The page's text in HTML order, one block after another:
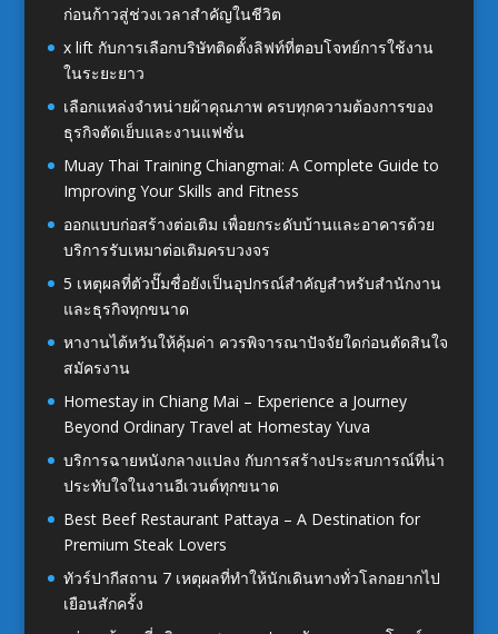
ก่อนก้าวสู่ช่วงเวลาสำคัญในชีวิต
x lift กับการเลือกบริษัทติดตั้งลิฟท์ที่ตอบโจทย์การใช้งาน
ในระยะยาว
เลือกแหล่งจำหน่ายผ้าคุณภาพ ครบทุกความต้องการของ
ธุรกิจตัดเย็บและงานแฟชั่น
Muay Thai Training Chiangmai: A Complete Guide to
Improving Your Skills and Fitness
ออกแบบก่อสร้างต่อเติม เพื่อยกระดับบ้านและอาคารด้วย
บริการรับเหมาต่อเติมครบวงจร
5 เหตุผลที่ตัวปั๊มชื่อยังเป็นอุปกรณ์สำคัญสำหรับสำนักงาน
และธุรกิจทุกขนาด
หางานไต้หวันให้คุ้มค่า ควรพิจารณาปัจจัยใดก่อนตัดสินใจ
สมัครงาน
Homestay in Chiang Mai – Experience a Journey
Beyond Ordinary Travel at Homestay Yuva
บริการฉายหนังกลางแปลง กับการสร้างประสบการณ์ที่น่า
ประทับใจในงานอีเวนต์ทุกขนาด
Best Beef Restaurant Pattaya – A Destination for
Premium Steak Lovers
ทัวร์ปากีสถาน 7 เหตุผลที่ทำให้นักเดินทางทั่วโลกอยากไป
เยือนสักครั้ง